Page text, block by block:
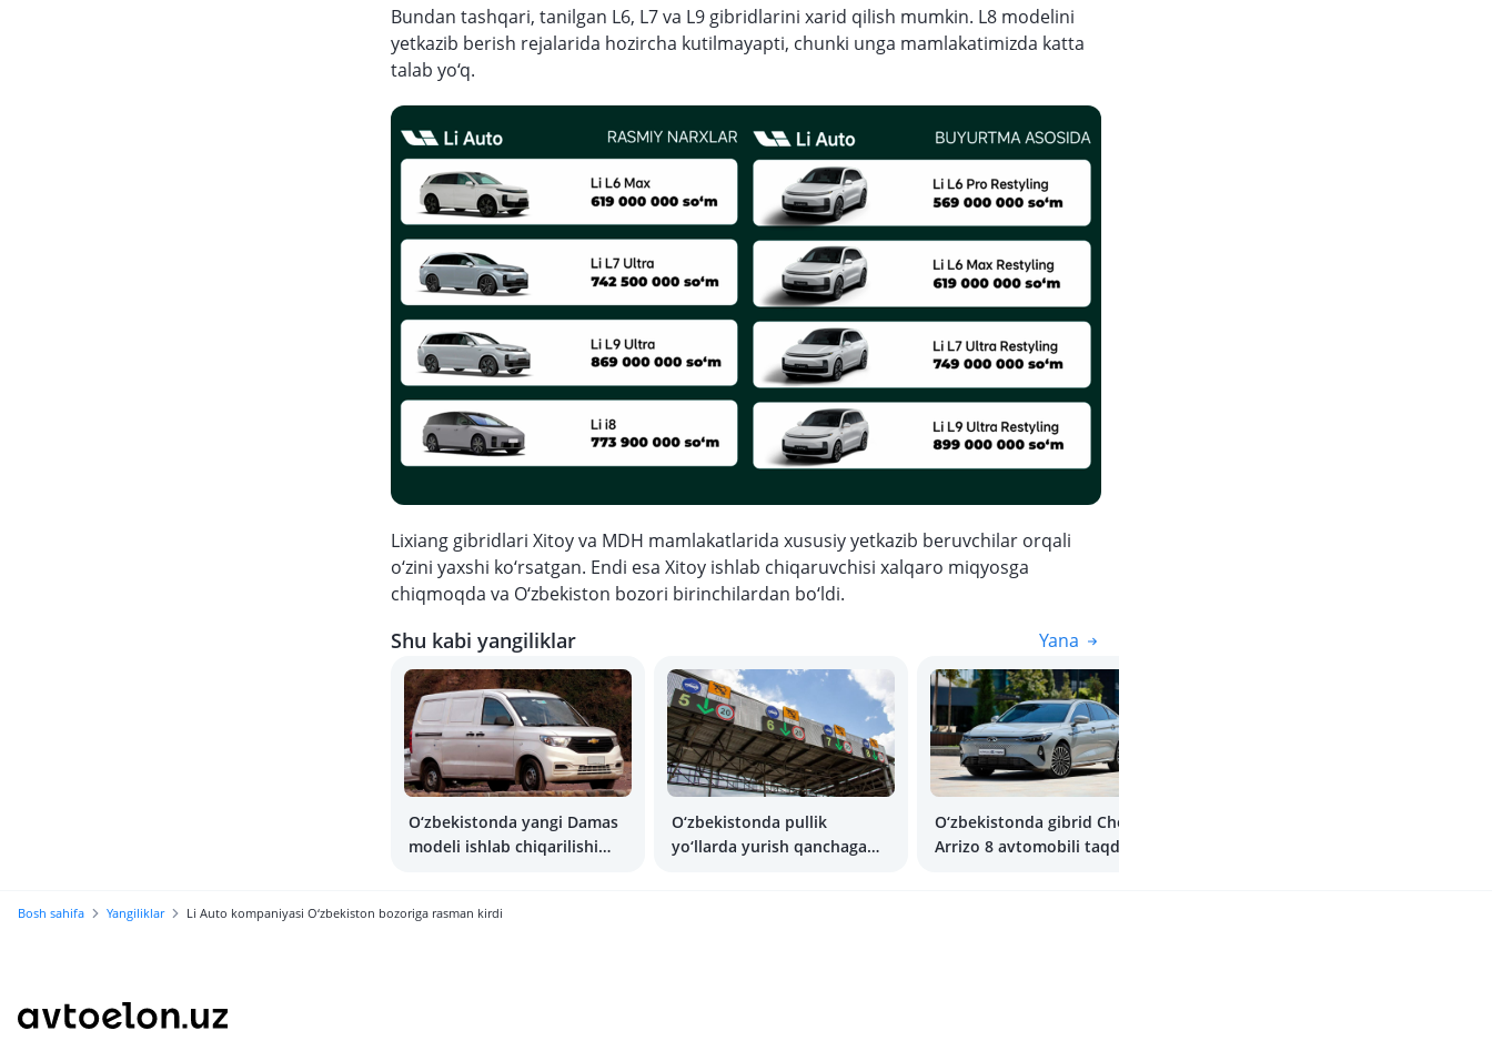
Bundan tashqari, tanilgan L6, L7 va L9 gibridlarini xarid qilish mumkin. L8 modelini
yetkazib berish rejalarida hozircha kutilmayapti, chunki unga mamlakatimizda katta
talab yo‘q.
Lixiang gibridlari Xitoy va MDH mamlakatlarida xususiy yetkazib beruvchilar orqali
o‘zini yaxshi ko‘rsatgan. Endi esa Xitoy ishlab chiqaruvchisi xalqaro miqyosga
chiqmoqda va O‘zbekiston bozori birinchilardan bo‘ldi.
Shu kabi yangiliklar Yana
O‘zbekistonda yangi Damas
modeli ishlab chiqarilishi
O‘zbekistonda pullik
yo‘llarda yurish qanchaga
O‘zbekistonda gibrid Chery
Arrizo 8 avtomobili taqdim
Bosh sahifa Yangiliklar Li Auto kompaniyasi O‘zbekiston bozoriga rasman kirdi